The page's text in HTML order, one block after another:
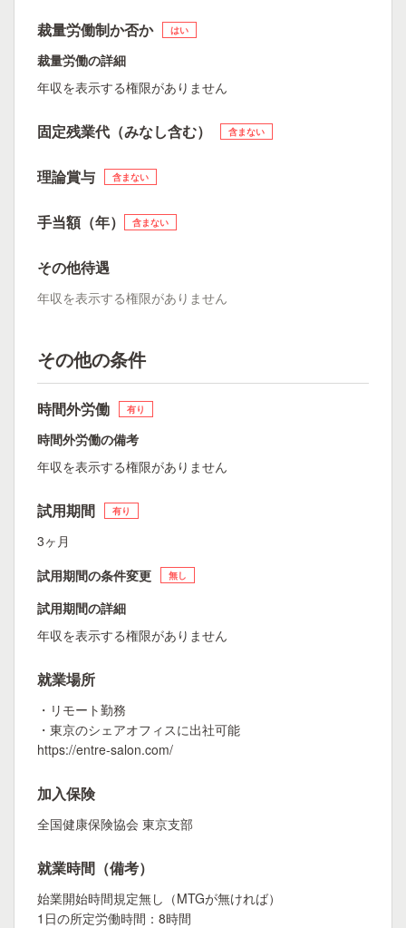
裁量労働制か否か はい
裁量労働の詳細
年収を表示する権限がありません
固定残業代（みなし含む） 含まない
理論賞与 含まない
手当額（年） 含まない
その他待遇
年収を表示する権限がありません
その他の条件
時間外労働 有り
時間外労働の備考
年収を表示する権限がありません
試用期間 有り
3ヶ月
試用期間の条件変更
無し
試用期間の詳細
年収を表示する権限がありません
就業場所
・リモート勤務
・東京のシェアオフィスに出社可能
https://entre-salon.com/
加入保険
全国健康保険協会 東京支部
就業時間（備考）
始業開始時間規定無し（MTGが無ければ）
1日の所定労働時間：8時間